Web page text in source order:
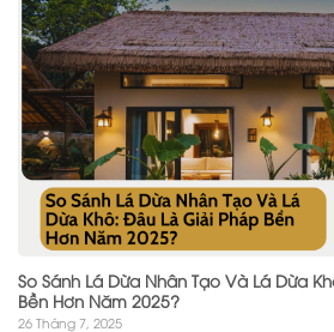
So Sánh Lá Dừa Nhân Tạo Và Lá Dừa
Bền Hơn Năm 2025?
26 Tháng 7, 2025